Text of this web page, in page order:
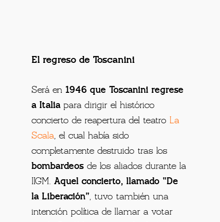
El regreso de Toscanini
Será en 1946 que Toscanini regrese
a Italia para dirigir el histórico
concierto de reapertura del teatro La
Scala, el cual había sido
completamente destruido tras los
bombardeos de los aliados durante la
IIGM.Aquel concierto, llamado “De
la Liberación”, tuvo también una
intención política de llamar a votar